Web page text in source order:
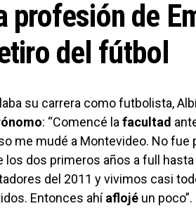
profesión de
del fútbol
su carrera como futbolista,
: “Comencé la facultad
me mudé a Montevideo. No fue
los dos primeros años a full
del 2011 y vivimos casi
Entonces ahíaflojé un poco”.